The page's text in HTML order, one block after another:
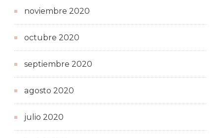
noviembre 2020
octubre 2020
septiembre 2020
agosto 2020
julio 2020